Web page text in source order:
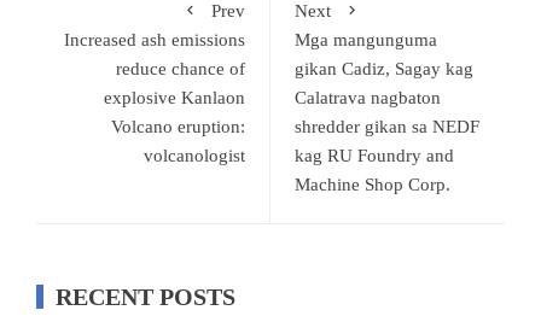
Prev
Increased ash emissions
reduce chance of
explosive Kanlaon
Volcano eruption:
volcanologist
Next
Mga mangunguma
gikan Cadiz, Sagay kag
Calatrava nagbaton
shredder gikan sa NEDF
kag RU Foundry and
Machine Shop Corp.
RECENT POSTS